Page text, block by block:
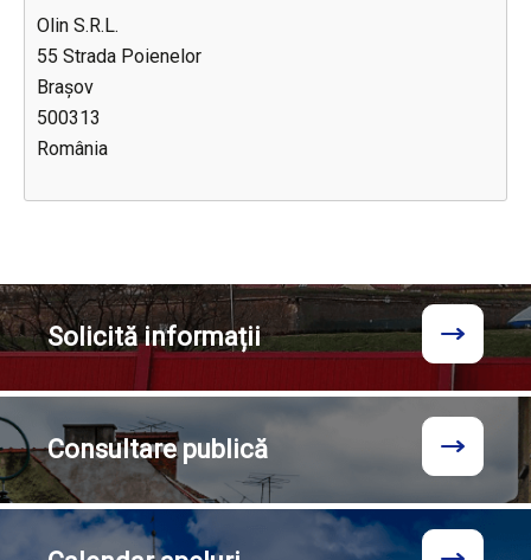
Olin S.R.L.
55 Strada Poienelor
Brașov
500313
România
Solicităinformații
Consultarepublică